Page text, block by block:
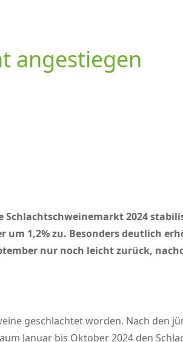
angestiegen
2024
1,2% zu. Besonders deutlich
nur noch leicht zurück,
geschlachtet worden. Nach den
Januar bis Oktober 2024 den